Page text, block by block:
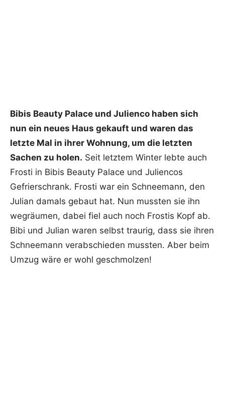
Bibis Beauty Palace und Julienco haben sich
nun ein neues Haus gekauft und waren das
letzte Mal in ihrer Wohnung, um die letzten
Sachen zu holen. Seit letztem Winter lebte auch
Frosti in Bibis Beauty Palace und Juliencos
Gefrierschrank. Frosti war ein Schneemann, den
Julian damals gebaut hat. Nun mussten sie ihn
wegräumen, dabei fiel auch noch Frostis Kopf ab.
Bibi und Julian waren selbst traurig, dass sie ihren
Schneemann verabschieden mussten. Aber beim
Umzug wäre er wohl geschmolzen!